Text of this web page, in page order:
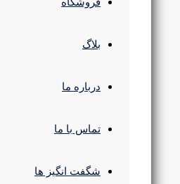
بلاگ
درباره ما
تماس با ما
شگفت انگیز ها
شاخص نمود رنگ (CRI): CRI>80
ضمانت (ماه): 36 ماه
پشتیبان پاسخگو
لوستر و آویز
لوستر